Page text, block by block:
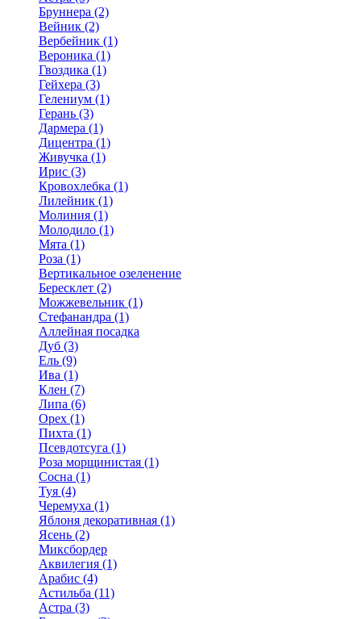
Бруннера (2)
Вейник (2)
Вербейник (1)
Вероника (1)
Гвоздика (1)
Гейхера (3)
Гелениум (1)
Герань (3)
Дармера (1)
Дицентра (1)
Живучка (1)
Ирис (3)
Кровохлебка (1)
Лилейник (1)
Молиния (1)
Молодило (1)
Мята (1)
Роза (1)
Вертикальное озеленение
Бересклет (2)
Можжевельник (1)
Стефанандра (1)
Аллейная посадка
Дуб (3)
Ель (9)
Ива (1)
Клен (7)
Липа (6)
Орех (1)
Пихта (1)
Псевдотсуга (1)
Роза морщинистая (1)
Сосна (1)
Туя (4)
Черемуха (1)
Яблоня декоративная (1)
Ясень (2)
Миксбордер
Аквилегия (1)
Арабис (4)
Астильба (11)
Астра (3)